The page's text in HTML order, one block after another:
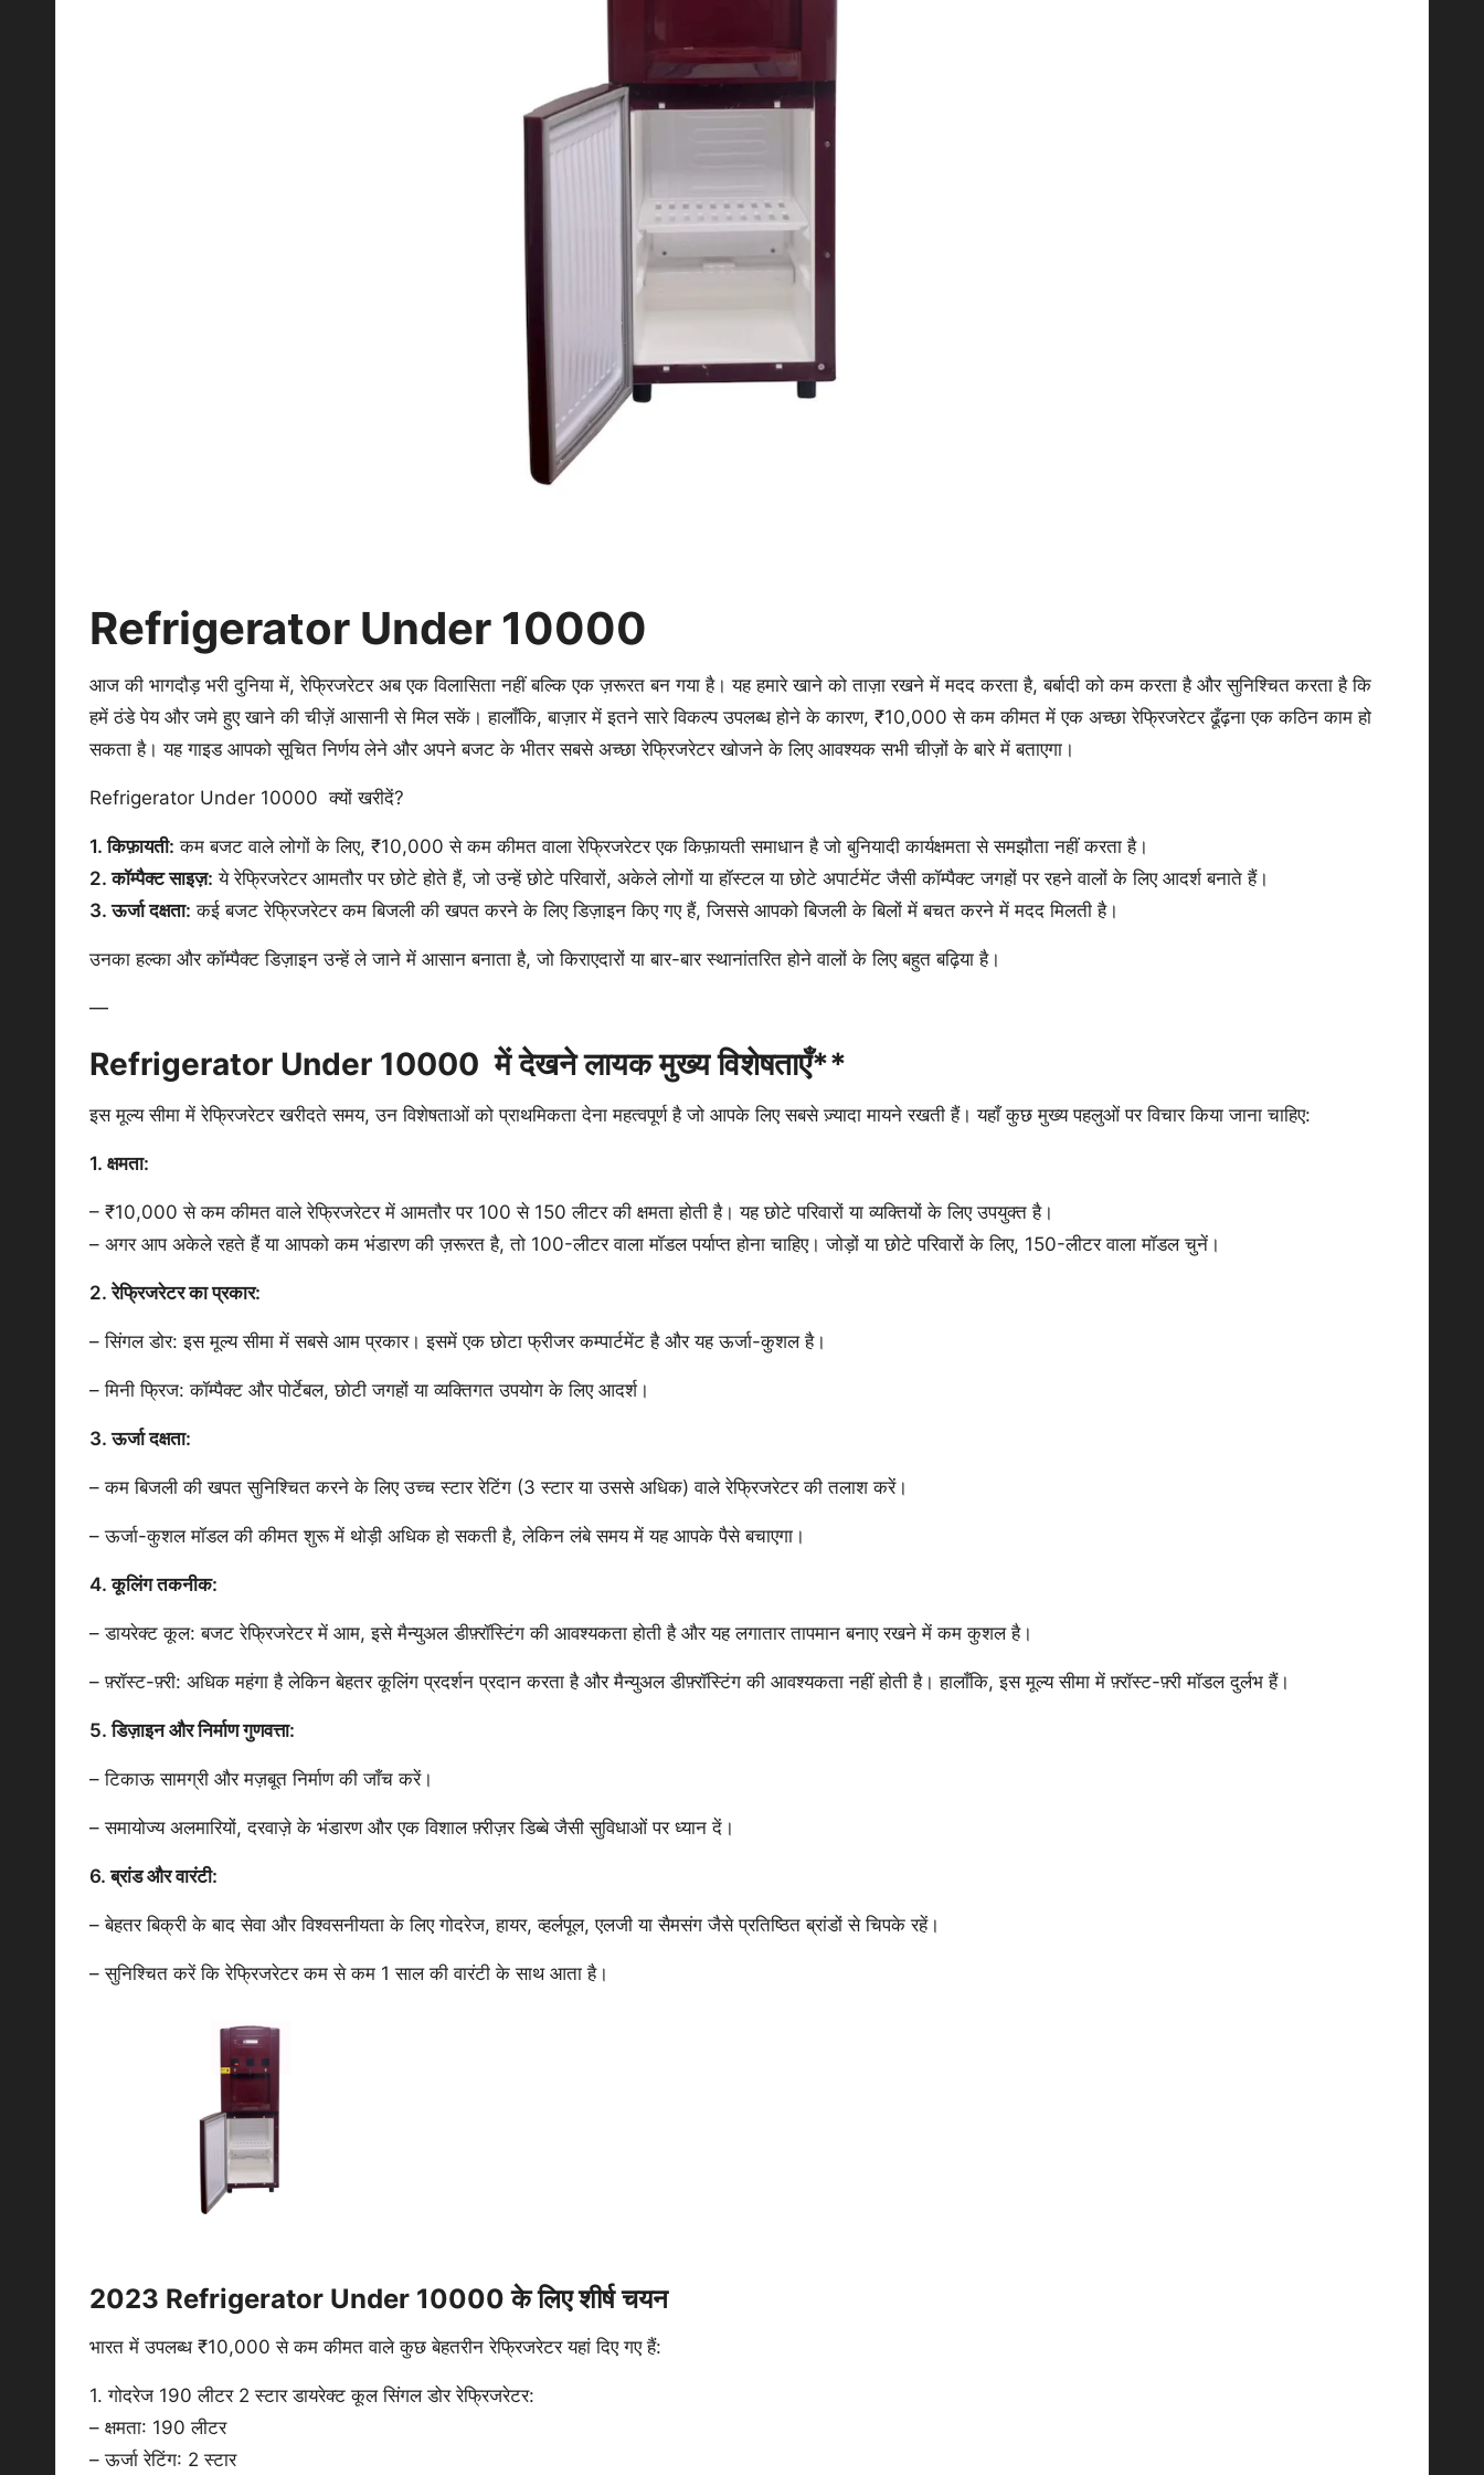
Refrigerator Under 10000
आज की भागदौड़ भरी दुनिया में, रेफ्रिजरेटर अब एक विलासिता नहीं बल्कि एक ज़रूरत बन गया है। यह हमारे खाने को ताज़ा रखने में मदद करता है, बर्बादी को कम करता है और सुनिश्चित करता है कि
हमें ठंडे पेय और जमे हुए खाने की चीज़ें आसानी से मिल सकें। हालाँकि, बाज़ार में इतने सारे विकल्प उपलब्ध होने के कारण, ₹10,000 से कम कीमत में एक अच्छा रेफ्रिजरेटर ढूँढ़ना एक कठिन काम हो
सकता है। यह गाइड आपको सूचित निर्णय लेने और अपने बजट के भीतर सबसे अच्छा रेफ्रिजरेटर खोजने के लिए आवश्यक सभी चीज़ों के बारे में बताएगा।
Refrigerator Under 10000 क्यों खरीदें?
1. किफ़ायती: कम बजट वाले लोगों के लिए, ₹10,000 से कम कीमत वाला रेफ्रिजरेटर एक किफ़ायती समाधान है जो बुनियादी कार्यक्षमता से समझौता नहीं करता है।
2. कॉम्पैक्ट साइज़: ये रेफ्रिजरेटर आमतौर पर छोटे होते हैं, जो उन्हें छोटे परिवारों, अकेले लोगों या हॉस्टल या छोटे अपार्टमेंट जैसी कॉम्पैक्ट जगहों पर रहने वालों के लिए आदर्श बनाते हैं।
3. ऊर्जा दक्षता: कई बजट रेफ्रिजरेटर कम बिजली की खपत करने के लिए डिज़ाइन किए गए हैं, जिससे आपको बिजली के बिलों में बचत करने में मदद मिलती है।
उनका हल्का और कॉम्पैक्ट डिज़ाइन उन्हें ले जाने में आसान बनाता है, जो किराएदारों या बार-बार स्थानांतरित होने वालों के लिए बहुत बढ़िया है।
—
Refrigerator Under 10000 में देखने लायक मुख्य विशेषताएँ**
इस मूल्य सीमा में रेफ्रिजरेटर खरीदते समय, उन विशेषताओं को प्राथमिकता देना महत्वपूर्ण है जो आपके लिए सबसे ज़्यादा मायने रखती हैं। यहाँ कुछ मुख्य पहलुओं पर विचार किया जाना चाहिए:
1. क्षमता:
– ₹10,000 से कम कीमत वाले रेफ्रिजरेटर में आमतौर पर 100 से 150 लीटर की क्षमता होती है। यह छोटे परिवारों या व्यक्तियों के लिए उपयुक्त है।
– अगर आप अकेले रहते हैं या आपको कम भंडारण की ज़रूरत है, तो 100-लीटर वाला मॉडल पर्याप्त होना चाहिए। जोड़ों या छोटे परिवारों के लिए, 150-लीटर वाला मॉडल चुनें।
2. रेफ्रिजरेटर का प्रकार:
– सिंगल डोर: इस मूल्य सीमा में सबसे आम प्रकार। इसमें एक छोटा फ्रीजर कम्पार्टमेंट है और यह ऊर्जा-कुशल है।
– मिनी फ्रिज: कॉम्पैक्ट और पोर्टेबल, छोटी जगहों या व्यक्तिगत उपयोग के लिए आदर्श।
3. ऊर्जा दक्षता:
– कम बिजली की खपत सुनिश्चित करने के लिए उच्च स्टार रेटिंग (3 स्टार या उससे अधिक) वाले रेफ्रिजरेटर की तलाश करें।
– ऊर्जा-कुशल मॉडल की कीमत शुरू में थोड़ी अधिक हो सकती है, लेकिन लंबे समय में यह आपके पैसे बचाएगा।
4. कूलिंग तकनीक:
– डायरेक्ट कूल: बजट रेफ्रिजरेटर में आम, इसे मैन्युअल डीफ़्रॉस्टिंग की आवश्यकता होती है और यह लगातार तापमान बनाए रखने में कम कुशल है।
– फ़्रॉस्ट-फ़्री: अधिक महंगा है लेकिन बेहतर कूलिंग प्रदर्शन प्रदान करता है और मैन्युअल डीफ़्रॉस्टिंग की आवश्यकता नहीं होती है। हालाँकि, इस मूल्य सीमा में फ़्रॉस्ट-फ़्री मॉडल दुर्लभ हैं।
5. डिज़ाइन और निर्माण गुणवत्ता:
– टिकाऊ सामग्री और मज़बूत निर्माण की जाँच करें।
– समायोज्य अलमारियों, दरवाज़े के भंडारण और एक विशाल फ़्रीज़र डिब्बे जैसी सुविधाओं पर ध्यान दें।
6. ब्रांड और वारंटी:
– बेहतर बिक्री के बाद सेवा और विश्वसनीयता के लिए गोदरेज, हायर, व्हर्लपूल, एलजी या सैमसंग जैसे प्रतिष्ठित ब्रांडों से चिपके रहें।
– सुनिश्चित करें कि रेफ्रिजरेटर कम से कम 1 साल की वारंटी के साथ आता है।
2023 Refrigerator Under 10000 के लिए शीर्ष चयन
भारत में उपलब्ध ₹10,000 से कम कीमत वाले कुछ बेहतरीन रेफ्रिजरेटर यहां दिए गए हैं:
1. गोदरेज 190 लीटर 2 स्टार डायरेक्ट कूल सिंगल डोर रेफ्रिजरेटर:
– क्षमता: 190 लीटर
– ऊर्जा रेटिंग: 2 स्टार